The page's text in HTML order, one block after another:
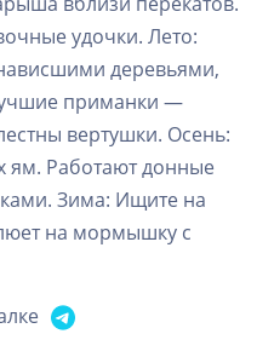
удочки. Лето:
деревьями,
приманки —
вертушки. Осень:
ям. Работают донные
Зима: Ищите на
на мормышку с